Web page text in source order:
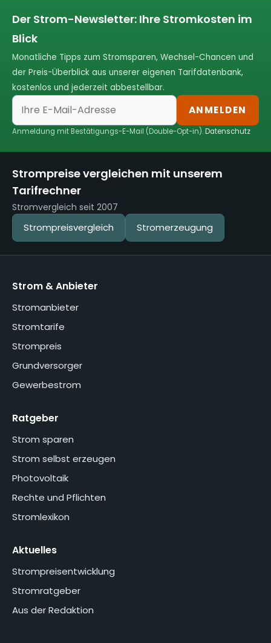
Der Strom-Newsletter: Ihre Stromkosten im
Blick
Monatliche Tipps zum Stromsparen, Wechsel-Chancen und
der Preis-Überblick aus unserer eigenen Tarifdatenbank,
kostenlos und jederzeit abbestellbar.
ANMELDEN
Anmeldung mit Bestätigungs-E-Mail (Double-Opt-in).Datenschutz
Strompreise vergleichen mit unserem
Tarifrechner
Stromvergleich seit 2007
Strompreisvergleich Stromerzeugung
Strom & Anbieter
Stromanbieter
Stromtarife
Strompreis
Grundversorger
Gewerbestrom
Ratgeber
Strom sparen
Strom selbst erzeugen
Photovoltaik
Rechte und Pflichten
Stromlexikon
Aktuelles
Strompreisentwicklung
Stromratgeber
Aus der Redaktion